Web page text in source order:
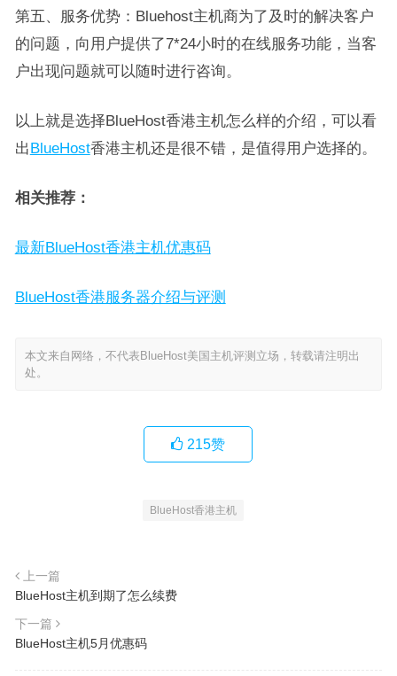
第五、服务优势：Bluehost主机商为了及时的解决客户
的问题，向用户提供了7*24小时的在线服务功能，当客
户出现问题就可以随时进行咨询。
以上就是选择BlueHost香港主机怎么样的介绍，可以看
出BlueHost香港主机还是很不错，是值得用户选择的。
相关推荐：
最新BlueHost香港主机优惠码
BlueHost香港服务器介绍与评测
本文来自网络，不代表BlueHost美国主机评测立场，转载请注明出
处。
215赞
BlueHost香港主机
上一篇
BlueHost主机到期了怎么续费
下一篇
BlueHost主机5月优惠码